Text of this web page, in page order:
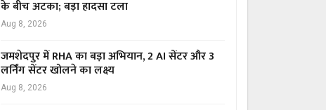
के बीच अटका; बड़ा हादसा टला
Aug 8, 2026
जमशेदपुर में RHA का बड़ा अभियान, 2 AI सेंटर और 3
लर्निंग सेंटर खोलने का लक्ष्य
Aug 8, 2026